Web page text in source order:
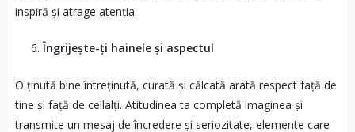
inspiră și atrage atenția.
Îngrijește-ți hainele și aspectul
O ținută bine întreținută, curată și călcată arată respect față de
tine și față de ceilalți. Atitudinea ta completă imaginea și
transmite un mesaj de încredere și seriozitate, elemente care